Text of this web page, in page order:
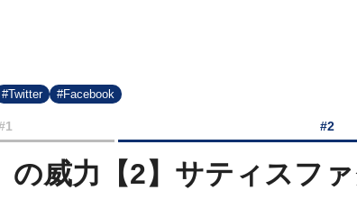
#Twitter #Facebook
#2
の威力【2】サティスフ